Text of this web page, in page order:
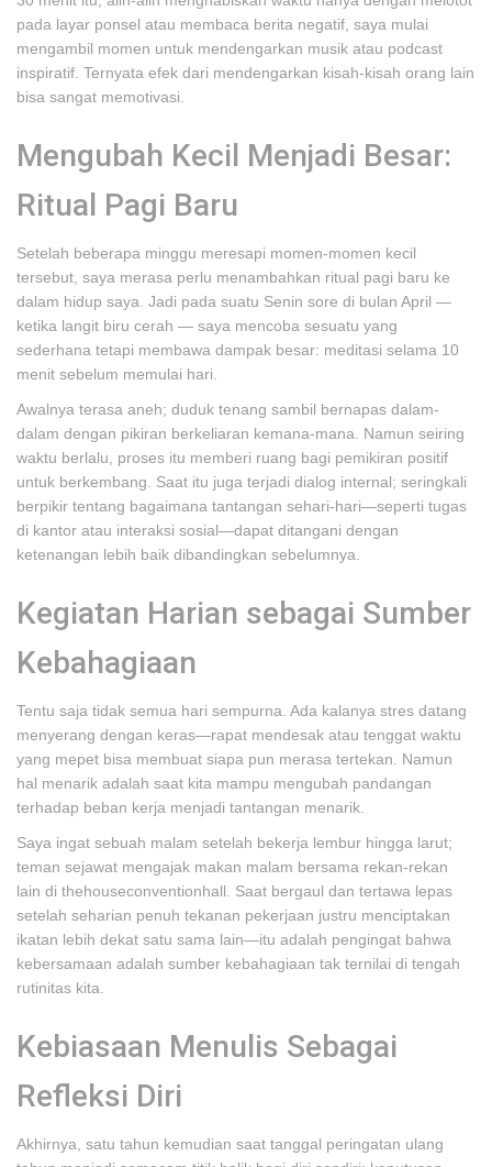
pada layar ponsel atau membaca berita negatif, saya mulai
mengambil momen untuk mendengarkan musik atau podcast
inspiratif. Ternyata efek dari mendengarkan kisah-kisah orang lain
bisa sangat memotivasi.
Mengubah Kecil Menjadi Besar:
Ritual Pagi Baru
Setelah beberapa minggu meresapi momen-momen kecil
tersebut, saya merasa perlu menambahkan ritual pagi baru ke
dalam hidup saya. Jadi pada suatu Senin sore di bulan April —
ketika langit biru cerah — saya mencoba sesuatu yang
sederhana tetapi membawa dampak besar: meditasi selama 10
menit sebelum memulai hari.
Awalnya terasa aneh; duduk tenang sambil bernapas dalam-
dalam dengan pikiran berkeliaran kemana-mana. Namun seiring
waktu berlalu, proses itu memberi ruang bagi pemikiran positif
untuk berkembang. Saat itu juga terjadi dialog internal; seringkali
berpikir tentang bagaimana tantangan sehari-hari—seperti tugas
di kantor atau interaksi sosial—dapat ditangani dengan
ketenangan lebih baik dibandingkan sebelumnya.
Kegiatan Harian sebagai Sumber
Kebahagiaan
Tentu saja tidak semua hari sempurna. Ada kalanya stres datang
menyerang dengan keras—rapat mendesak atau tenggat waktu
yang mepet bisa membuat siapa pun merasa tertekan. Namun
hal menarik adalah saat kita mampu mengubah pandangan
terhadap beban kerja menjadi tantangan menarik.
Saya ingat sebuah malam setelah bekerja lembur hingga larut;
teman sejawat mengajak makan malam bersama rekan-rekan
lain di thehouseconventionhall. Saat bergaul dan tertawa lepas
setelah seharian penuh tekanan pekerjaan justru menciptakan
ikatan lebih dekat satu sama lain—itu adalah pengingat bahwa
kebersamaan adalah sumber kebahagiaan tak ternilai di tengah
rutinitas kita.
Kebiasaan Menulis Sebagai
Refleksi Diri
Akhirnya, satu tahun kemudian saat tanggal peringatan ulang